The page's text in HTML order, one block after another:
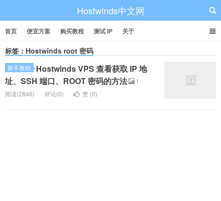
Hostwinds中文网
首页 便宜方案 购买教程 测试 IP 关于
标签：Hostwinds root 密码
新手教程
Hostwinds VPS 查看获取 IP 地
址、SSH 端口、ROOT 密码的方法
1
阅读(2846)
评论(0) 赞 (0)